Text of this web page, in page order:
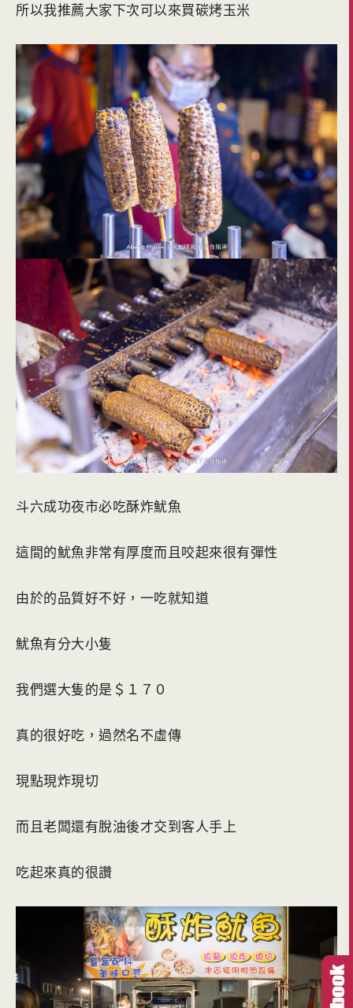
所以我推薦大家下次可以來買碳烤玉米
斗六成功夜市必吃酥炸魷魚
這間的魷魚非常有厚度而且咬起來很有彈性
由於的品質好不好，一吃就知道
魷魚有分大小隻
我們選大隻的是＄１７０
真的很好吃，過然名不虛傳
現點現炸現切
而且老闆還有脫油後才交到客人手上
吃起來真的很讚